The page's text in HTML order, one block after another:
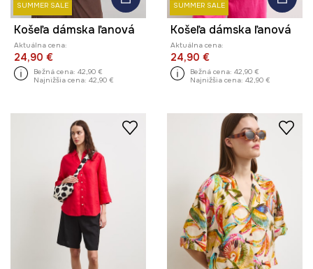
SUMMER SALE
Košeľa dámska ľanová
Aktuálna cena:
24,90 €
Bežná cena: 42,90 €
Najnižšia cena: 42,90 €
SUMMER SALE
Košeľa dámska ľanová
Aktuálna cena:
24,90 €
Bežná cena: 42,90 €
Najnižšia cena: 42,90 €